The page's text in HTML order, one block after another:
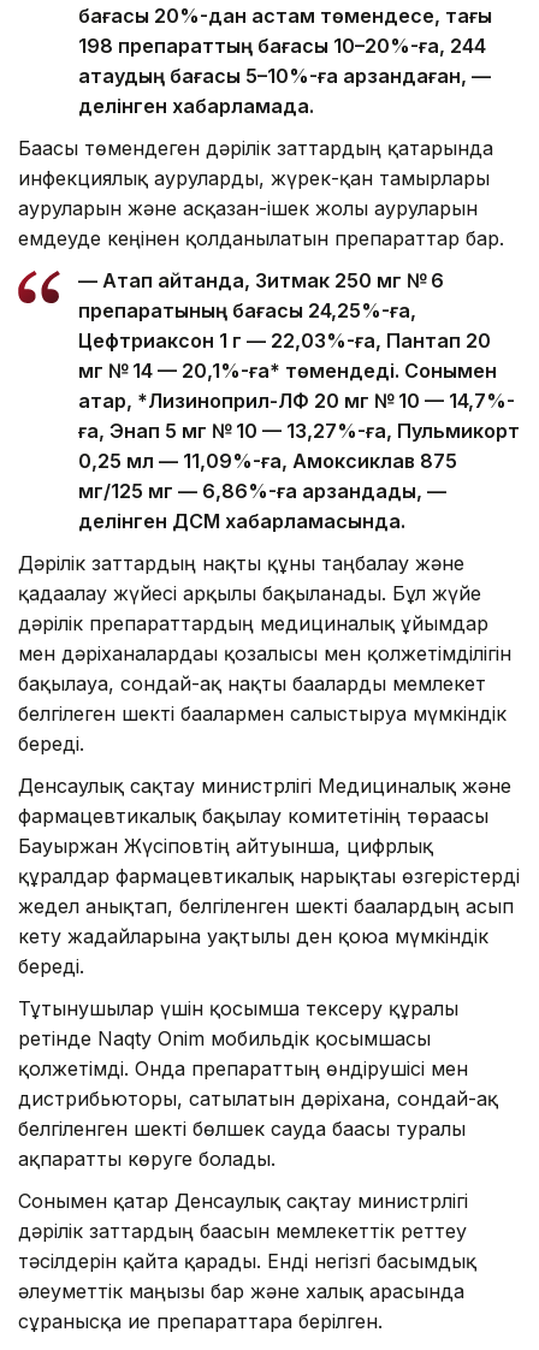
бағасы 20%-дан астам төмендесе, тағы
198 препараттың бағасы 10–20%-ға, 244
атаудың бағасы 5–10%-ға арзандаған, —
делінген хабарламада.
Бағасы төмендеген дәрілік заттардың қатарында
инфекциялық ауруларды, жүрек-қан тамырлары
ауруларын және асқазан-ішек жолы ауруларын
емдеуде кеңінен қолданылатын препараттар бар.
— Атап айтқанда, Зитмак 250 мг № 6
препаратының бағасы 24,25%-ға,
Цефтриаксон 1 г — 22,03%-ға, Пантап 20
мг № 14 — 20,1%-ға* төмендеді. Сонымен
қатар, *Лизиноприл-ЛФ 20 мг № 10 — 14,7%-
ға, Энап 5 мг № 10 — 13,27%-ға, Пульмикорт
0,25 мл — 11,09%-ға, Амоксиклав 875
мг/125 мг — 6,86%-ға арзандады, —
делінген ДСМ хабарламасында.
Дәрілік заттардың нақты құны таңбалау және
қадағалау жүйесі арқылы бақыланады. Бұл жүйе
дәрілік препараттардың медициналық ұйымдар
мен дәріханалардағы қозғалысы мен қолжетімділігін
бақылауға, сондай-ақ нақты бағаларды мемлекет
белгілеген шекті бағалармен салыстыруға мүмкіндік
береді.
Денсаулық сақтау министрлігі Медициналық және
фармацевтикалық бақылау комитетінің төрағасы
Бауыржан Жүсіповтің айтуынша, цифрлық
құралдар фармацевтикалық нарықтағы өзгерістерді
жедел анықтап, белгіленген шекті бағалардың асып
кету жағдайларына уақтылы ден қоюға мүмкіндік
береді.
Тұтынушылар үшін қосымша тексеру құралы
ретінде Naqty Onim мобильдік қосымшасы
қолжетімді. Онда препараттың өндірушісі мен
дистрибьюторы, сатылатын дәріхана, сондай-ақ
белгіленген шекті бөлшек сауда бағасы туралы
ақпаратты көруге болады.
Сонымен қатар Денсаулық сақтау министрлігі
дәрілік заттардың бағасын мемлекеттік реттеу
тәсілдерін қайта қарады. Енді негізгі басымдық
әлеуметтік маңызы бар және халық арасында
сұранысқа ие препараттарға берілген.